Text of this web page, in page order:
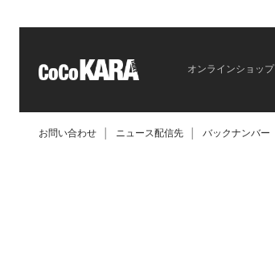
オンラインショップ
お問い合わせ ニュース配信先 バックナンバー